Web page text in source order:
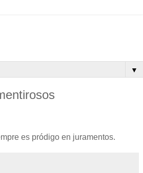
▼
es pródigo en juramentos.